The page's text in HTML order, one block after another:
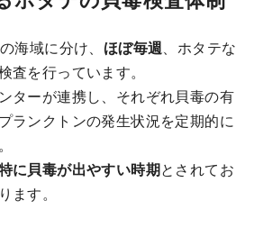
海域に分け、 ほぼ毎週、ホタテな
査を行っています。
ターが連携し、それぞれ貝毒の有
ランクトンの発生状況を定期的に
に貝毒が出やすい時期とされてお
ます。